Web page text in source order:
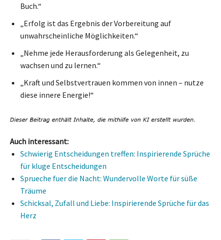
Buch.“
„Erfolg ist das Ergebnis der Vorbereitung auf
unwahrscheinliche Möglichkeiten.“
„Nehme jede Herausforderung als Gelegenheit, zu
wachsen und zu lernen.“
„Kraft und Selbstvertrauen kommen von innen – nutze
diese innere Energie!“
Auch interessant:
Schwierig Entscheidungen treffen: Inspirierende Sprüche
für kluge Entscheidungen
Sprueche fuer die Nacht: Wundervolle Worte für süße
Träume
Schicksal, Zufall und Liebe: Inspirierende Sprüche für das
Herz